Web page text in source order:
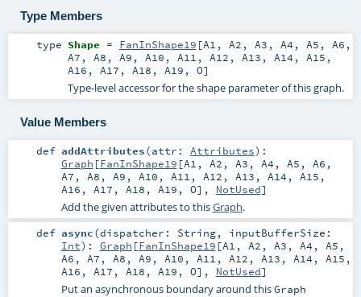
Type Members
type Shape = FanInShape19 [A1 , A2 , A3 , A4 , A5 , A6 ,
A7 , A8 , A9 , A10 , A11 , A12 , A13 , A14 , A15 ,
A16 , A17 , A18 , A19 , O]
Type-level accessor for the shape parameter of this graph.
Value Members
def addAttributes(attr: Attributes) :
Graph [FanInShape19 [A1 , A2 , A3 , A4 , A5 , A6 ,
A7 , A8 , A9 , A10 , A11 , A12 , A13 , A14 , A15 ,
A16 , A17 , A18 , A19 , O], NotUsed]
Add the given attributes to thisGraph.
def async(dispatcher: String, inputBufferSize:
Int) : Graph [FanInShape19 [A1 , A2 , A3 , A4 , A5 ,
A6 , A7 , A8 , A9 , A10 , A11 , A12 , A13 , A14 , A15 ,
A16 , A17 , A18 , A19 , O], NotUsed]
Put an asynchronous boundary around thisGraph